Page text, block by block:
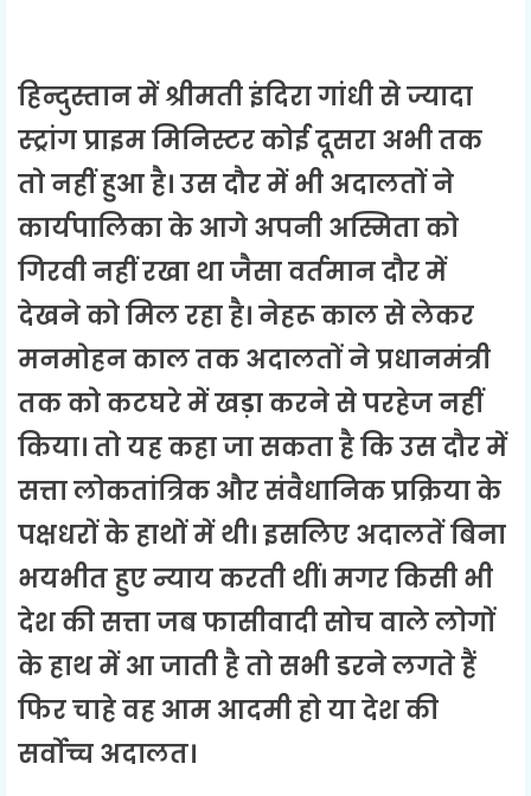
हिन्दुस्तान में श्रीमती इंदिरा गांधी से ज्यादा
स्ट्रांग प्राइम मिनिस्टर कोई दूसरा अभी तक
तो नहीं हुआ है। उस दौर में भी अदालतों ने
कार्यपालिका के आगे अपनी अस्मिता को
गिरवी नहीं रखा था जैसा वर्तमान दौर में
देखने को मिल रहा है। नेहरू काल से लेकर
मनमोहन काल तक अदालतों ने प्रधानमंत्री
तक को कटघरे में खड़ा करने से परहेज नहीं
किया। तो यह कहा जा सकता है कि उस दौर में
सत्ता लोकतांत्रिक और संवैधानिक प्रक्रिया के
पक्षधरों के हाथों में थी। इसलिए अदालतें बिना
भयभीत हुए न्याय करती थीं। मगर किसी भी
देश की सत्ता जब फासीवादी सोच वाले लोगों
के हाथ में आ जाती है तो सभी डरने लगते हैं
फिर चाहे वह आम आदमी हो या देश की
सर्वोच्च अदालत।